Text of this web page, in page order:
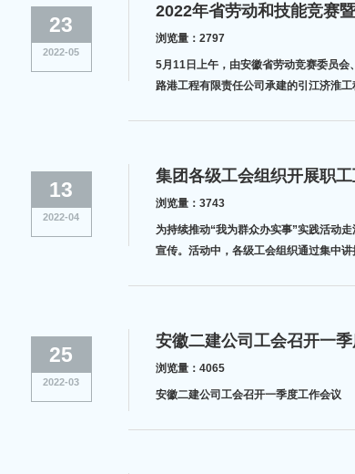
23
2022-05
2022年省劳动和技能竞赛
浏览量：2797
5月11日上午，由安徽省劳动竞赛委员
路港工程有限责任公司承建的引江济淮
13
2022-04
集团各级工会组织开展职
浏览量：3743
为持续推动“我为群众办实事”实践活动
宣传。活动中，各级工会组织通过集中
25
2022-03
安徽二建公司工会召开一
浏览量：4065
安徽二建公司工会召开一季度工作会议